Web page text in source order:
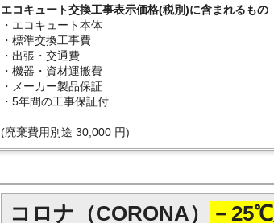
エコキュート交換工事表示価格(税別)に含まれるもの
・エコキュート本体
・標準交換工事費
・出張・交通費
・機器・資材運搬費
・メーカー製品保証
・5年間の工事保証付
(廃棄費用別途 30,000 円)
コロナ（CORONA） －